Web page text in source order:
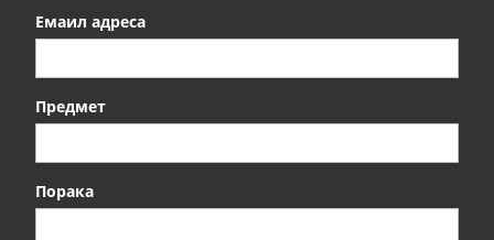
Емаил адреса
Предмет
Порака